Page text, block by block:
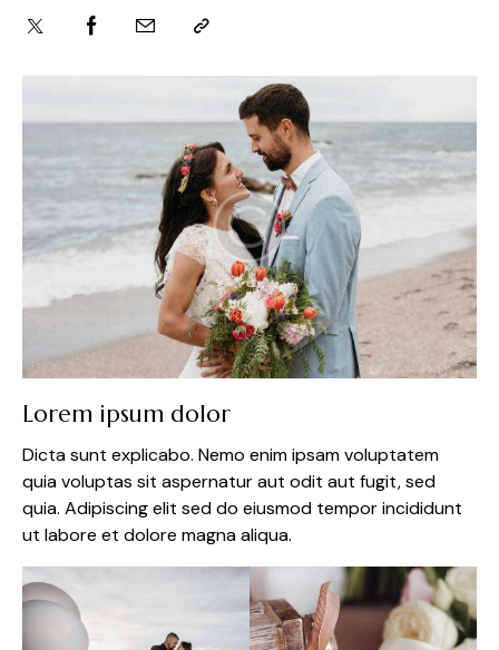
Lorem ipsum dolor
Dicta sunt explicabo. Nemo enim ipsam voluptatem
quia voluptas sit aspernatur aut odit aut fugit, sed
quia. Adipiscing elit sed do eiusmod tempor incididunt
ut labore et dolore magna aliqua.